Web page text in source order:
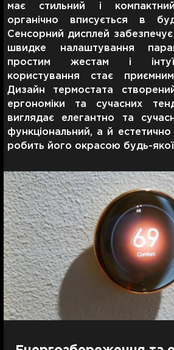
має стильний і
органічно вписується в
Сенсорний дисплей
швидке налаштування
простим жестам і
користування стає
Дизайн термостата
ергономіки та сучасних
виглядає елегантно та
функціональний, а й
робить його окрасою будь-якої